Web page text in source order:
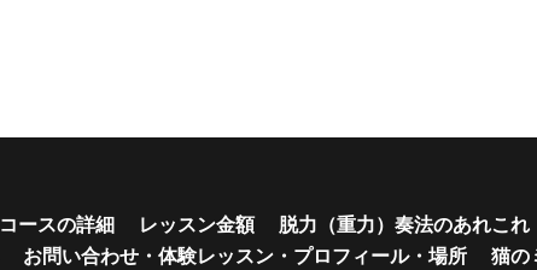
コースの詳細 レッスン金額 脱力（重力）奏法のあれこれ
お問い合わせ・体験レッスン・プロフィール・場所 猫の